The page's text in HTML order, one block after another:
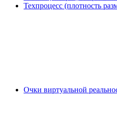
Техпроцесс (плотность
Очки виртуальной